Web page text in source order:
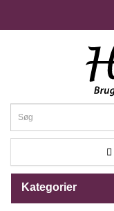
Kategorier